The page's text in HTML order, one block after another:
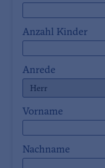
Anzahl Kinder
Anrede
Vorname
Nachname